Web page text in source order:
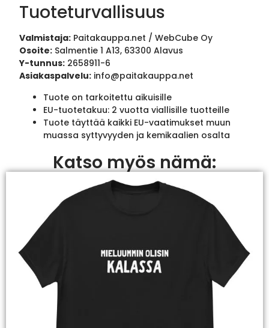
Tuoteturvallisuus
Valmistaja: Paitakauppa.net / WebCube Oy
Osoite: Salmentie 1 A13, 63300 Alavus
Y-tunnus: 2658911-6
Asiakaspalvelu: info@paitakauppa.net
Tuote on tarkoitettu aikuisille
EU-tuotetakuu: 2 vuotta viallisille tuotteille
Tuote täyttää kaikki EU-vaatimukset muun
muassa syttyvyyden ja kemikaalien osalta
Katso myös nämä: